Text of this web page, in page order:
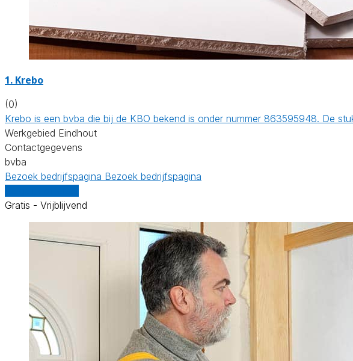
1. Krebo
(0)
Krebo is een bvba die bij de KBO bekend is onder nummer 863595948. De
Werkgebied Eindhout
Contactgegevens
bvba
Bezoek bedrijfspagina Bezoek bedrijfspagina
Gratis - Vrijblijvend